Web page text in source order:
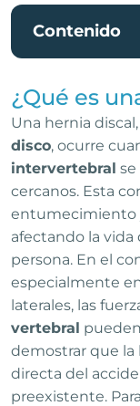
Contenido
¿Qué es
Una hernia
disco, ocurre
intervertebral se
cercanos. Esta
entumecimiento
afectando la vida
persona. En el
especialmente
laterales, las
vertebral
demostrar que la
directa del
preexistente.